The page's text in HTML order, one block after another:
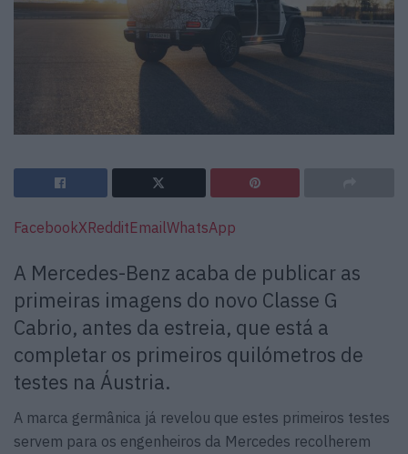
FacebookXRedditEmailWhatsApp
A Mercedes-Benz acaba de publicar as
primeiras imagens do novo Classe G
Cabrio, antes da estreia, que está a
completar os primeiros quilómetros de
testes na Áustria.
A marca germânica já revelou que estes primeiros testes
servem para os engenheiros da Mercedes recolherem